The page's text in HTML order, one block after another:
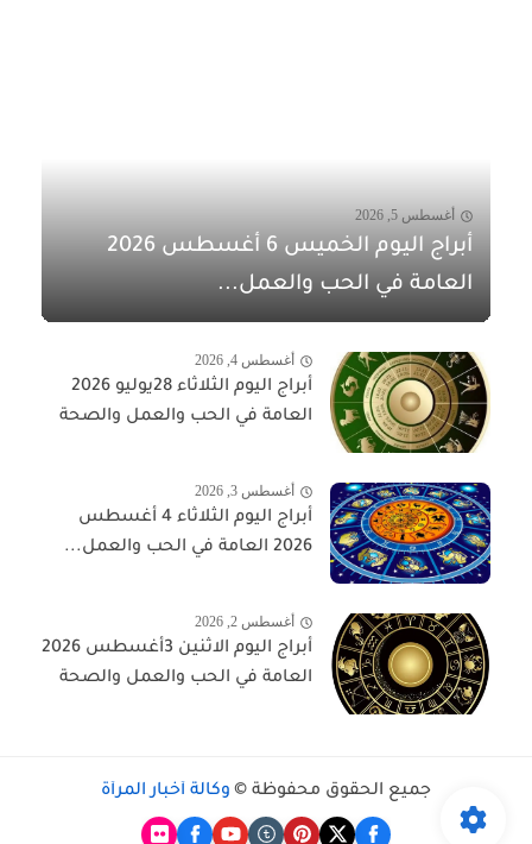
أغسطس 5, 2026
أبراج اليوم الخميس 6 أغسطس 2026
العامة في الحب والعمل...
أغسطس 4, 2026
أبراج اليوم الثلاثاء 28يوليو 2026
العامة في الحب والعمل والصحة
أغسطس 3, 2026
أبراج اليوم الثلاثاء 4 أغسطس
2026 العامة في الحب والعمل...
أغسطس 2, 2026
أبراج اليوم الاثنين 3أغسطس 2026
العامة في الحب والعمل والصحة
جميع الحقوق محفوظة © وكالة أخبار المرأة